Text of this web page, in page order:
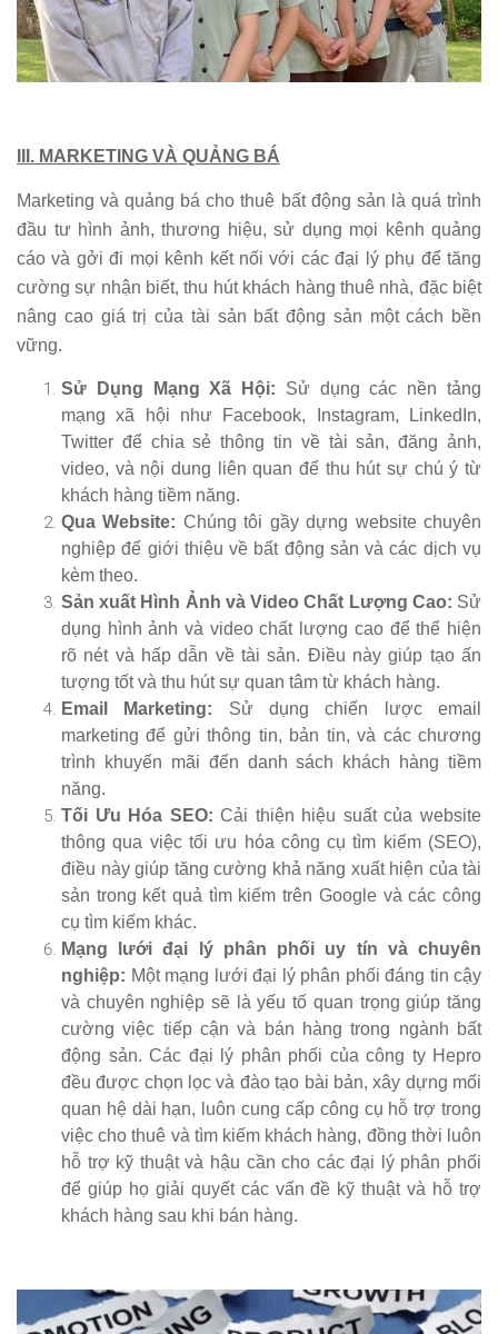
III. MARKETING VÀ QUẢNG BÁ
Marketing và quảng bá cho thuê bất động sản là quá trình
đầu tư hình ảnh, thương hiệu, sử dụng mọi kênh quảng
cáo và gởi đi mọi kênh kết nối với các đại lý phụ để tăng
cường sự nhận biết, thu hút khách hàng thuê nhà, đặc biệt
nâng cao giá trị của tài sản bất động sản một cách bền
vững.
Sử Dụng Mạng Xã Hội: Sử dụng các nền tảng
mạng xã hội như Facebook, Instagram, LinkedIn,
Twitter để chia sẻ thông tin về tài sản, đăng ảnh,
video, và nội dung liên quan để thu hút sự chú ý từ
khách hàng tiềm năng.
Qua Website: Chúng tôi gầy dựng website chuyên
nghiệp để giới thiệu về bất động sản và các dịch vụ
kèm theo.
Sản xuất Hình Ảnh và Video Chất Lượng Cao: Sử
dụng hình ảnh và video chất lượng cao để thể hiện
rõ nét và hấp dẫn về tài sản. Điều này giúp tạo ấn
tượng tốt và thu hút sự quan tâm từ khách hàng.
Email Marketing: Sử dụng chiến lược email
marketing để gửi thông tin, bản tin, và các chương
trình khuyến mãi đến danh sách khách hàng tiềm
năng.
Tối Ưu Hóa SEO: Cải thiện hiệu suất của website
thông qua việc tối ưu hóa công cụ tìm kiếm (SEO),
điều này giúp tăng cường khả năng xuất hiện của tài
sản trong kết quả tìm kiếm trên Google và các công
cụ tìm kiếm khác.
Mạng lưới đại lý phân phối uy tín và chuyên
nghiệp: Một mạng lưới đại lý phân phối đáng tin cậy
và chuyên nghiệp sẽ là yếu tố quan trọng giúp tăng
cường việc tiếp cận và bán hàng trong ngành bất
động sản. Các đại lý phân phối của công ty Hepro
đều được chọn lọc và đào tạo bài bản, xây dựng mối
quan hệ dài hạn, luôn cung cấp công cụ hỗ trợ trong
việc cho thuê và tìm kiếm khách hàng, đồng thời luôn
hỗ trợ kỹ thuật và hậu cần cho các đại lý phân phối
để giúp họ giải quyết các vấn đề kỹ thuật và hỗ trợ
khách hàng sau khi bán hàng.